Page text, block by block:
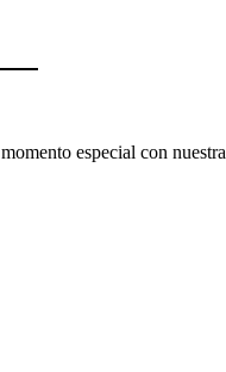
especial con